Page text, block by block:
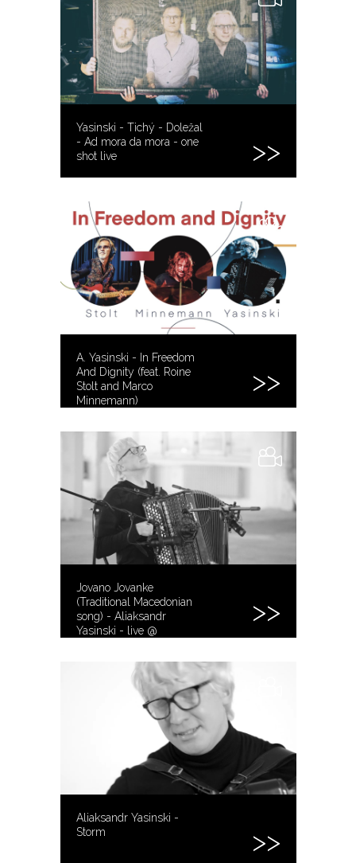
Yasinski - Tichý - Doležal
- Ad mora da mora - one
shot live
A. Yasinski - In Freedom
And Dignity (feat. Roine
Stolt and Marco
Minnemann)
Jovano Jovanke
(Traditional Macedonian
song) - Aliaksandr
Yasinski - live @
Aliaksandr Yasinski -
Storm